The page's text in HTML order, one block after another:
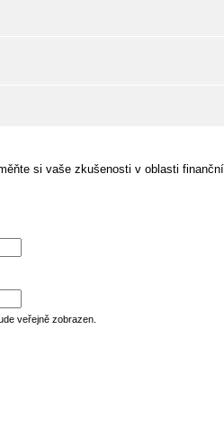
si vaše zkušenosti v oblasti
veřejně zobrazen.